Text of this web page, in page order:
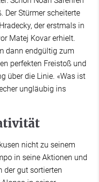
Der Stürmer scheiterte
der erstmals in
Matej Kovar erhielt.
dann endgültig zum
perfekten Freistoß und
über die Linie. «Was ist
ungläubig ins
nicht zu seinem
in seine Aktionen und
der gut sortierten